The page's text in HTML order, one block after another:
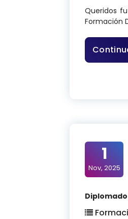
Queridos
Formación
1
Nov, 2025